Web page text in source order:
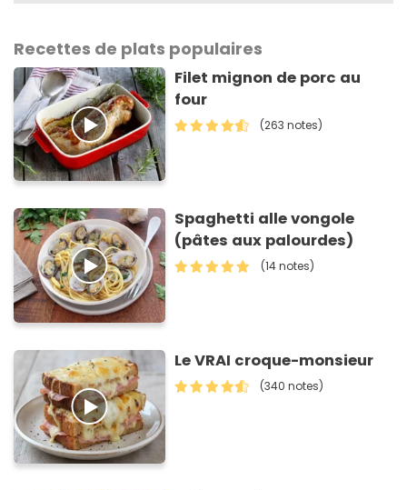
Recettes de plats populaires
Filet mignon de porc au
four
(263 notes)
Spaghetti alle vongole
(pâtes aux palourdes)
(14 notes)
Le VRAI croque-monsieur
(340 notes)